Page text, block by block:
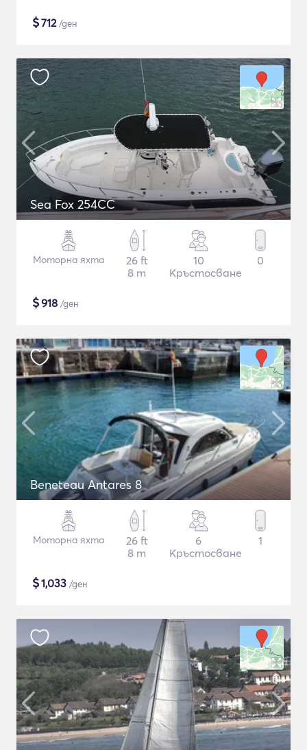
$712/ден
Sea Fox 254CC
Моторна яхта
26 ft
8 m
10
Кръстосване
0
$918 /ден
Beneteau Antares 8
Моторна яхта
26 ft
8 m
6
Кръстосване
1
$1,033 /ден